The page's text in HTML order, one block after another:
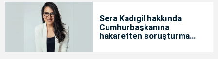
Sera Kadıgil hakkında
Cumhurbaşkanına
hakaretten soruşturma